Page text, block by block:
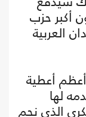
أكبر حزب
العربية
أعطية
لها
الذي نجم